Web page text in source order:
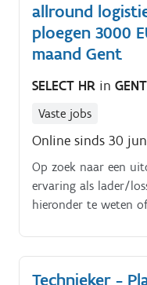
allround
ploegen 3000
maand Gent
SELECT HR in GENT
Vaste jobs
Online sinds 30
Op zoek naar een
ervaring als lader/
hieronder te weten
allround logistiek
Technieker -